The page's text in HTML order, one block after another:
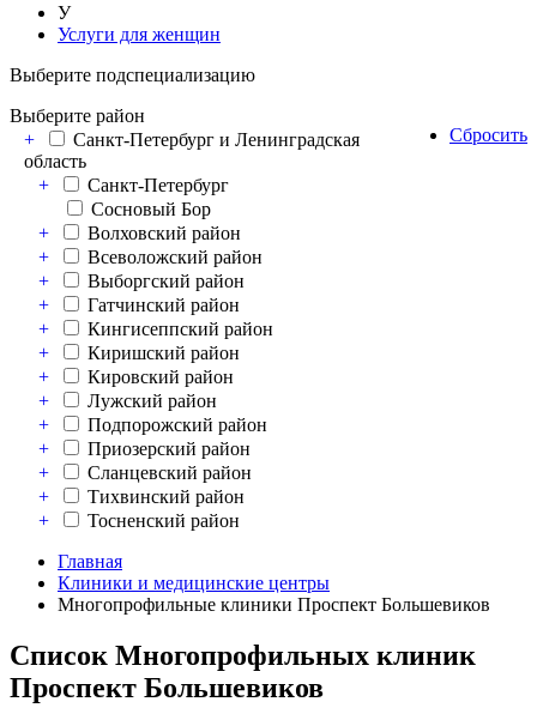
У
Услуги для женщин
Выберите подспециализацию
Сбросить
Выберите район
+
Санкт-Петербург и Ленинградская
область
+
Санкт-Петербург
Сосновый Бор
+
Волховский район
+
Всеволожский район
+
Выборгский район
+
Гатчинский район
+
Кингисеппский район
+
Киришский район
+
Кировский район
+
Лужский район
+
Подпорожский район
+
Приозерский район
+
Сланцевский район
+
Тихвинский район
+
Тосненский район
Главная
Клиники и медицинские центры
Многопрофильные клиники Проспект Большевиков
Список Многопрофильных клиник
Проспект Большевиков